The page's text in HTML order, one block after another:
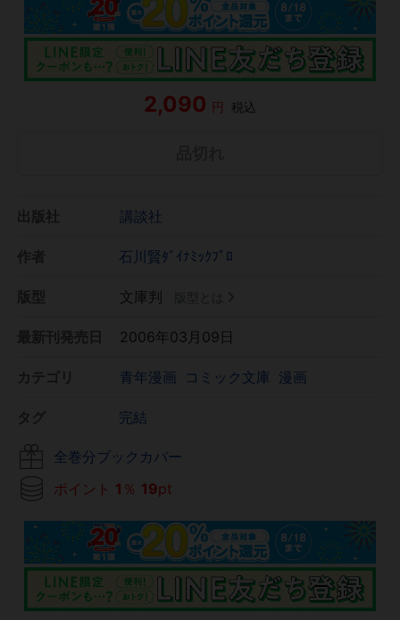
2,090 円 税込
講談社
石川賢ﾀﾞｲﾅﾐｯｸﾌﾟﾛ
文庫判
2006年03月09日
青年漫画 コミック文庫 漫画
完結
全巻分ブックカバー
ポイント 1 ％ 19pt